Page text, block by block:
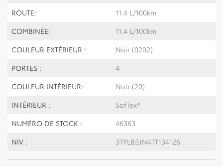
ROUTE:
11.4 L/100km
COMBINÉE:
11.4 L/100km
COULEUR EXTÉRIEUR :
Noir (0202)
PORTES :
4
COULEUR INTÉRIEUR:
Noir (20)
INTÉRIEUR :
SofTex®
NUMÉRO DE STOCK :
46363
NIV :
3TYLB5JN4TT134126